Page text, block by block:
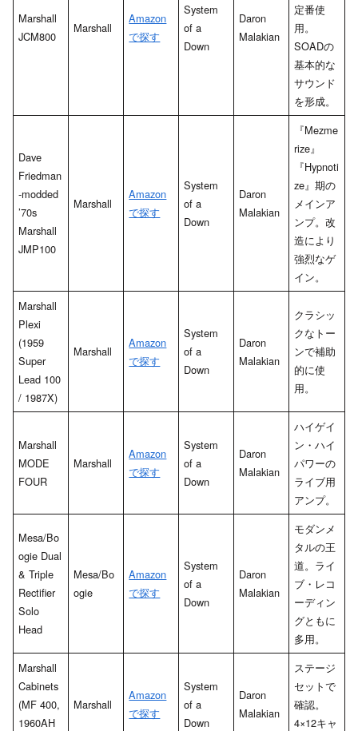
Marshall
JCM800
Marshall
Amazon
で探す
System
of a
Down
Daron
Malakian
定番使
用。
SOADの
基本的な
サウンド
を形成。
Dave
Friedman
-modded
’70s
Marshall
JMP100
Marshall
Amazon
で探す
System
of a
Down
Daron
Malakian
『Mezme
rize』
『Hypnoti
ze』期の
メインア
ンプ。改
造により
強烈なゲ
イン。
Marshall
Plexi
(1959
Super
Lead 100
/ 1987X)
Marshall
Amazon
で探す
System
of a
Down
Daron
Malakian
クラシッ
クなトー
ンで補助
的に使
用。
Marshall
MODE
FOUR
Marshall
Amazon
で探す
System
of a
Down
Daron
Malakian
ハイゲイ
ン・ハイ
パワーの
ライブ用
アンプ。
Mesa/Bo
ogie Dual
& Triple
Rectifier
Solo
Head
Mesa/Bo
ogie
Amazon
で探す
System
of a
Down
Daron
Malakian
モダンメ
タルの王
道。ライ
ブ・レコ
ーディン
グともに
多用。
Marshall
Cabinets
(MF 400,
1960AH
Marshall
Amazon
で探す
System
of a
Down
Daron
Malakian
ステージ
セットで
確認。
4×12キャ